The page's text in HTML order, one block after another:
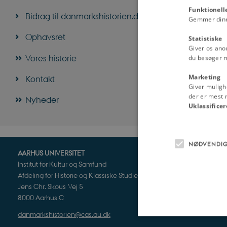
Bidrag til danmarkshistorien.dk
Ophavsret
Vores historie
Kontakt
Nyheder
AARHUS UNIVERSITET
Institut for Kultur og Samfund
Afdeling for Historie og Klassiske Studier
Jens Chr. Skous Vej 5
8000 Aarhus C
danmarkshistorien@cas.au.dk
Gemmer
Statistiske
Giver os
du besøger
Marketing
Giver
der er mest